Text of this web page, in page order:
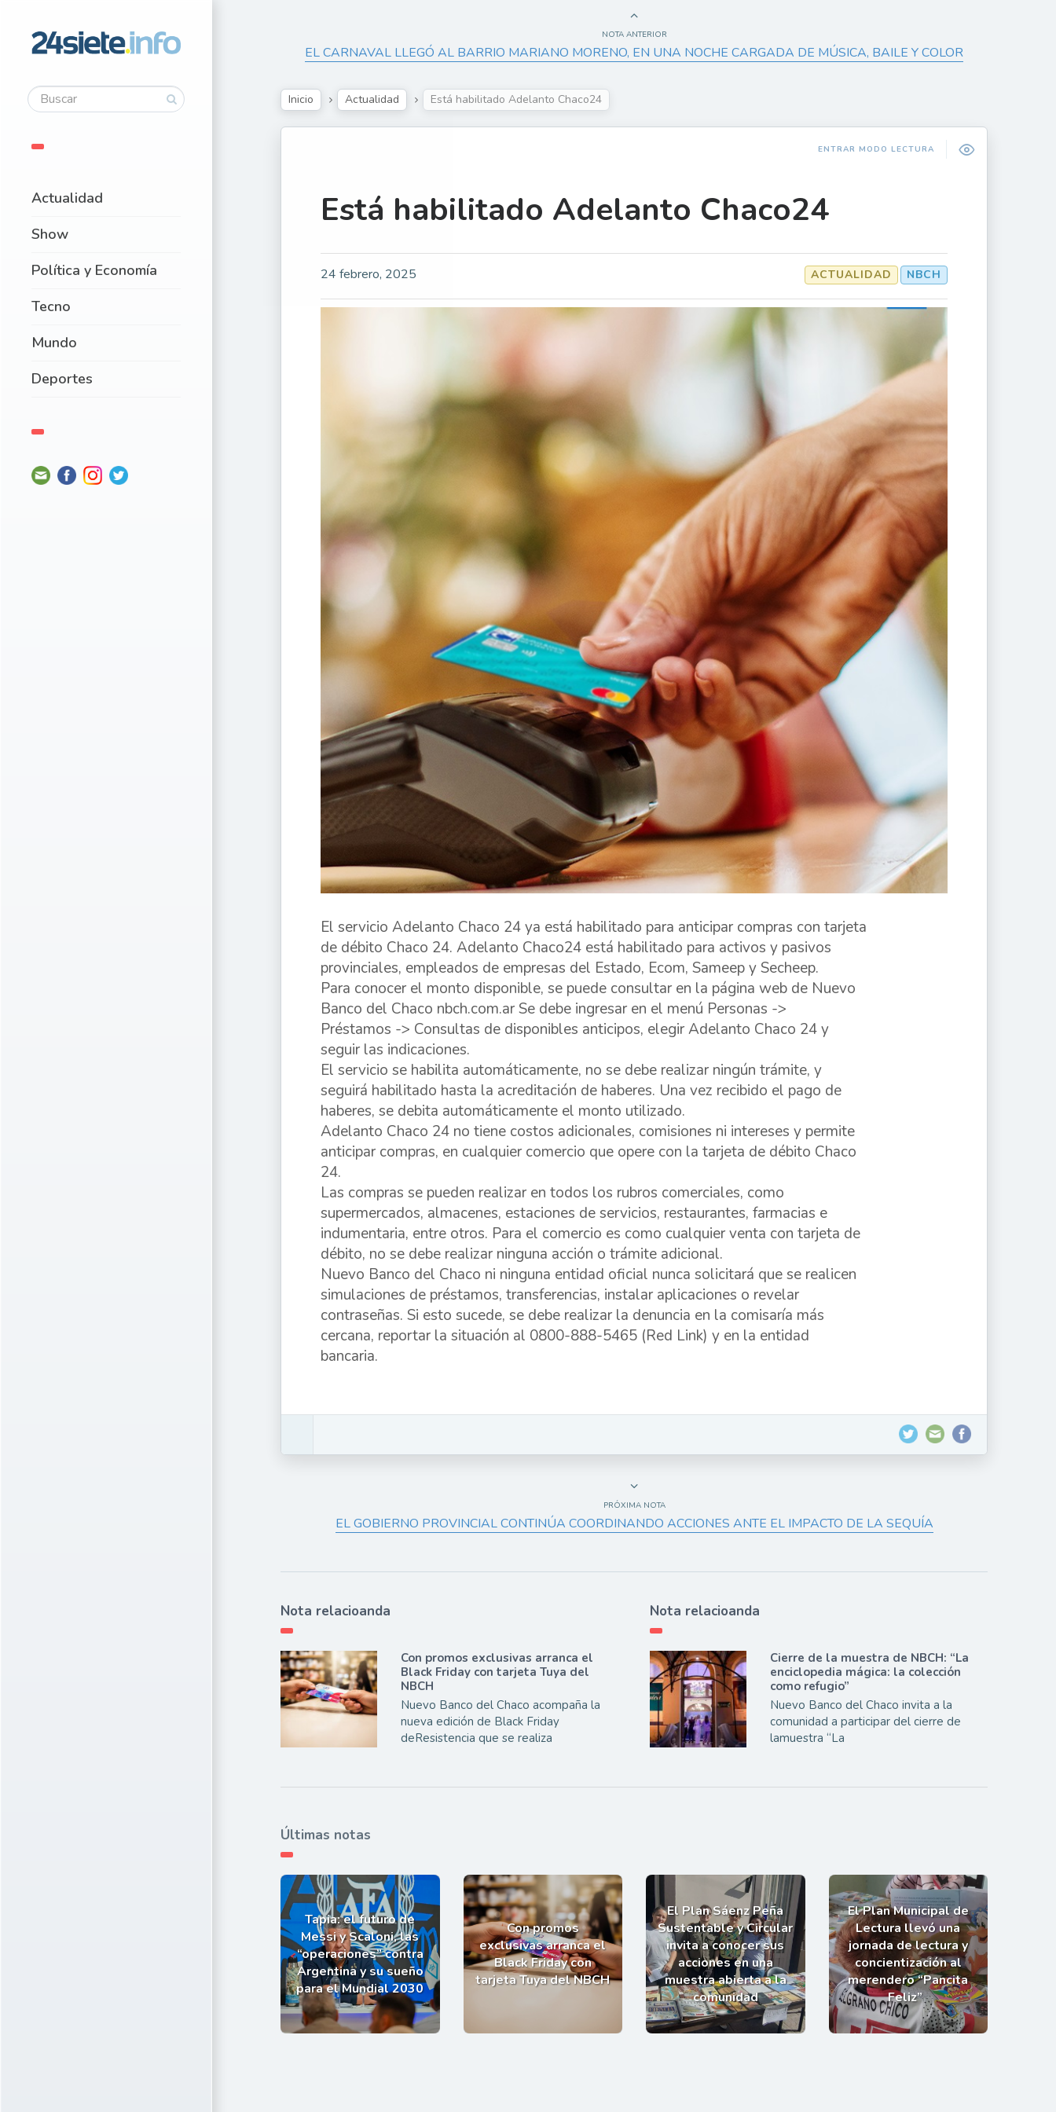
Actualidad
Show
Política y Economía
Tecno
Mundo
Deportes
NOTA ANTERIOR
EL CARNAVAL LLEGÓ AL BARRIO MARIANO MORENO, EN UNA NOCHE CARGADA DE MÚSICA, BAILE Y COLOR
Inicio Actualidad Está habilitado Adelanto Chaco24
ENTRAR MODO LECTURA
Está habilitado Adelanto Chaco24
24 febrero, 2025 NBCH
ACTUALIDAD
El servicio Adelanto Chaco 24 ya está habilitado para anticipar compras con tarjeta
de débito Chaco 24. Adelanto Chaco24 está habilitado para activos y pasivos
provinciales, empleados de empresas del Estado, Ecom, Sameep y Secheep.
Para conocer el monto disponible, se puede consultar en la página web de Nuevo
Banco del Chaco nbch.com.ar Se debe ingresar en el menú Personas ->
Préstamos -> Consultas de disponibles anticipos, elegir Adelanto Chaco 24 y
seguir las indicaciones.
El servicio se habilita automáticamente, no se debe realizar ningún trámite, y
seguirá habilitado hasta la acreditación de haberes. Una vez recibido el pago de
haberes, se debita automáticamente el monto utilizado.
Adelanto Chaco 24 no tiene costos adicionales, comisiones ni intereses y permite
anticipar compras, en cualquier comercio que opere con la tarjeta de débito Chaco
24.
Las compras se pueden realizar en todos los rubros comerciales, como
supermercados, almacenes, estaciones de servicios, restaurantes, farmacias e
indumentaria, entre otros. Para el comercio es como cualquier venta con tarjeta de
débito, no se debe realizar ninguna acción o trámite adicional.
Nuevo Banco del Chaco ni ninguna entidad oficial nunca solicitará que se realicen
simulaciones de préstamos, transferencias, instalar aplicaciones o revelar
contraseñas. Si esto sucede, se debe realizar la denuncia en la comisaría más
cercana, reportar la situación al 0800-888-5465 (Red Link) y en la entidad
bancaria.
PRÓXIMA NOTA
EL GOBIERNO PROVINCIAL CONTINÚA COORDINANDO ACCIONES ANTE EL IMPACTO DE LA SEQUÍA
Nota relacioanda
Con promos exclusivas arranca el
Black Friday con tarjeta Tuya del
NBCH
Nuevo Banco del Chaco acompaña la
nueva edición de Black Friday
deResistencia que se realiza
Nota relacioanda
Cierre de la muestra de NBCH: “La
enciclopedia mágica: la colección
como refugio”
Nuevo Banco del Chaco invita a la
comunidad a participar del cierre de
lamuestra “La
Últimas notas
Tapia: el futuro de
Messi y Scaloni, las
“operaciones” contra
Argentina y su sueño
para el Mundial 2030
Con promos
exclusivas arranca el
Black Friday con
tarjeta Tuya del NBCH
El Plan Sáenz Peña
Sustentable y Circular
invita a conocer sus
acciones en una
muestra abierta a la
comunidad
El Plan Municipal de
Lectura llevó una
jornada de lectura y
concientización al
merendero “Pancita
Feliz”